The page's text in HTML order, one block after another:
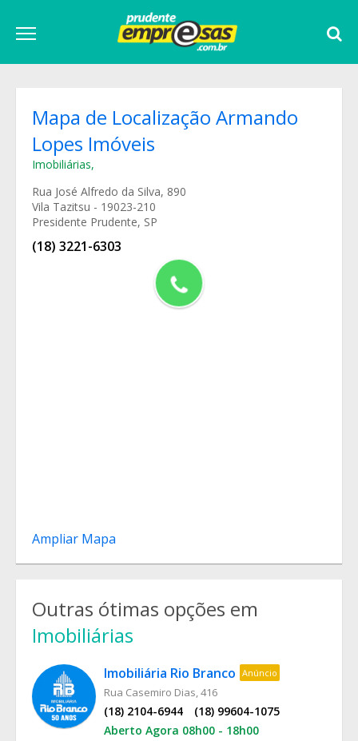
Mapa de Localização Armando
Lopes Imóveis
Imobiliárias,
Rua José Alfredo da Silva, 890
Vila Tazitsu - 19023-210
Presidente Prudente, SP
(18) 3221-6303
Ampliar Mapa
Outras ótimas opções em
Imobiliárias
Imobiliária Rio Branco Anúncio
Rua Casemiro Dias, 416
(18) 2104-6944
(18) 99604-1075
Aberto Agora 08h00 - 18h00